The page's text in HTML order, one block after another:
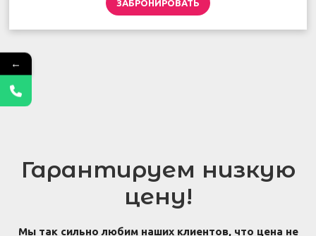
ЗАБРОНИРОВАТЬ
Гарантируем низкую
цену!
Мы так сильно любим наших клиентов, что цена не
←